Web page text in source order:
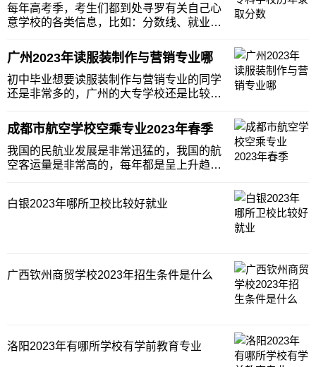
口碑等都是非常不错的，下面我们就一起来
看看洛阳
每年高考季，考生们都到处寻罗有关自己心
意学校的各类信息，比如：分数线、就业质
整理了关于焦作师范高等专科学校的历年各
批次在院校所属地的历年分数线情况，以供
考生参考：焦作师范高等专科学校所属地历
年招生分数线
广州2023年读服装制作与营销专业哪
初中毕业想要读服装制作与营销专业的同学
还是非常多的，广州的大专学校还是比较多
生家长都非常想要知道的，下面就是老师我
同学们推荐的广州开设有服装制作与营销专
业的大专学校，初中毕业想读服装制作与营
销专业不妨看
成都市航空学校空乘专业2023年春季
我国的民航业发展是非常迅猛的，我国的航
空客运量是非常高的，每年都是呈上升趋势
求是非常严格的，成都航空学校特色专业之
白银2023年哪所卫校比较好就业
广西钦州商贸学校2023年招生条件是什么
洛阳2023年有哪所学校有学前教育专业